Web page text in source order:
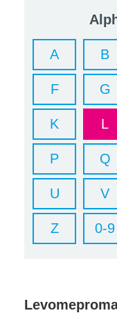
A B
F G
K L
P Q
U V
Z 0-9